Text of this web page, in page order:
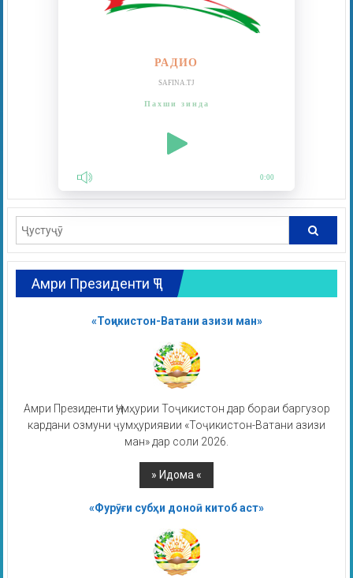
РАДИО
SAFINA.TJ
Пахши зинда
0:00
Амри Президенти ҶТ
«Тоҷикистон-Ватани азизи ман»
Амри Президенти Ҷумҳурии Тоҷикистон дар бораи баргузор
кардани озмуни ҷумҳуриявии «Тоҷикистон-Ватани азизи
ман» дар соли 2026.
«Фурӯғи субҳи доноӣ китоб аст»